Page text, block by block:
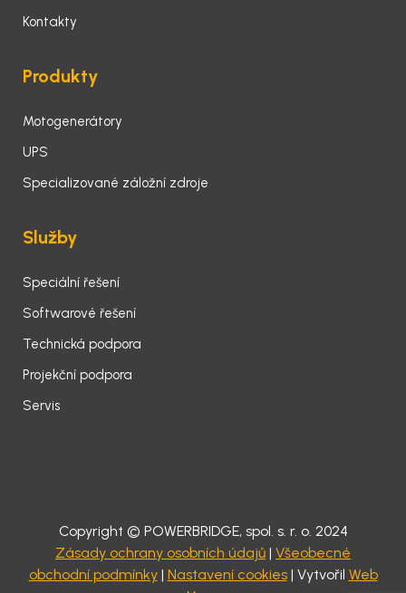
Kontakty
Produkty
Motogenerátory
UPS
Specializované záložní zdroje
Služby
Speciální řešení
Softwarové řešení
Technická podpora
Projekční podpora
Servis
Copyright © POWERBRIDGE, spol. s. r. o. 2024
Zásady ochrany osobních údajů | Všeobecné
obchodní podmínky| Nastavení cookies| Vytvořil Web